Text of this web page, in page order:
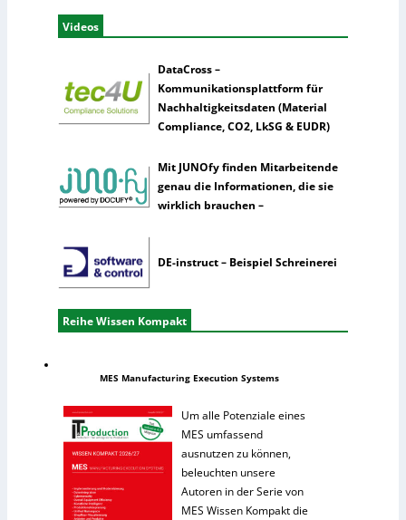
Videos
DataCross –
Kommunikationsplattform für
Nachhaltigkeitsdaten (Material
Compliance, CO2, LkSG & EUDR)
Mit JUNOfy finden Mitarbeitende
genau die Informationen, die sie
wirklich brauchen –
DE-instruct – Beispiel Schreinerei
Reihe Wissen Kompakt
MES Manufacturing Execution Systems
Um alle Potenziale eines
MES umfassend
ausnutzen zu können,
beleuchten unsere
Autoren in der Serie von
MES Wissen Kompakt die